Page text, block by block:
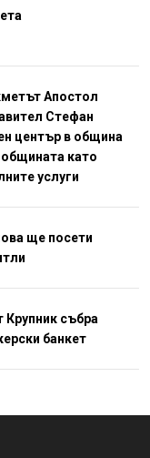
Апостол
Стефан
център в община
като
услуги
ще посети
Крупник събра
банкет